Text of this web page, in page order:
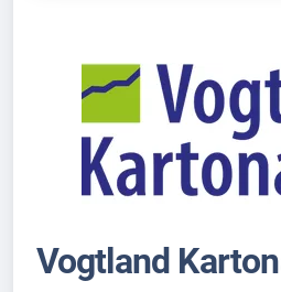
Vogtland